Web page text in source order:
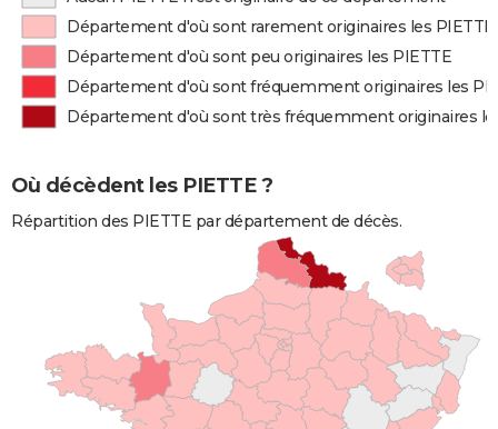
Département d'où sont rarement originaires les PIETTE
Département d'où sont peu originaires les PIETTE
Département d'où sont fréquemment originaires les
Département d'où sont très fréquemment originaires
Où décèdent les PIETTE ?
Répartition des PIETTE par département de décès.